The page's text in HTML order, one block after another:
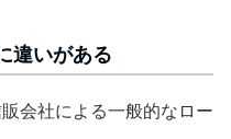
違いがある
会社による一般的なロー